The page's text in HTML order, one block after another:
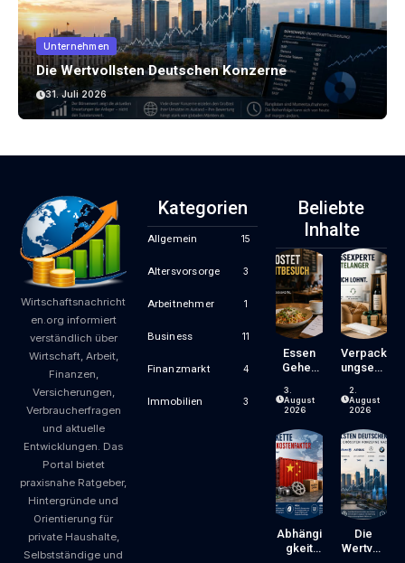
Unternehmen
Die Wertvollsten Deutschen Konzerne
31. Juli 2026
Wirtschaftsnachricht
en.org informiert
verständlich über
Wirtschaft, Arbeit,
Finanzen,
Versicherungen,
Verbraucherfragen
und aktuelle
Entwicklungen. Das
Portal bietet
praxisnahe Ratgeber,
Hintergründe und
Orientierung für
private Haushalte,
Selbstständige und
Kategorien
Allgemein 15
Altersvorsorge 3
Arbeitnehmer 1
Business 11
Finanzmarkt 4
Immobilien 3
Beliebte
Inhalte
Essen
Gehen
Zum
Luxus?
Gastron
Omiepre
Ise
Entsteh
En Und
Worauf
Gäste
Achten
Können
3.
August
2026
Verpack
Ungsexp
Jahrzeh
Ntelang
Erfahrun
G – Ein
Blick,
Der Sich
Lohnt
2.
August
2026
Abhängi
Gkeit
Die
Wertvoll